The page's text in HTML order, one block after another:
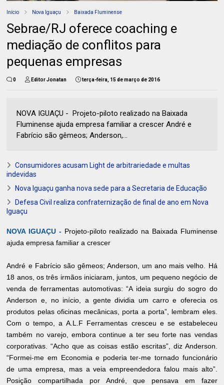
Início Nova Iguaçu Baixada Fluminense
Sebrae/RJ oferece coaching e
mediação de conflitos para
pequenas empresas
0 Editor Jonatan terça-feira, 15 de março de 2016
NOVA IGUAÇU - Projeto-piloto realizado na Baixada
Fluminense ajuda empresa familiar a crescer André e
Fabrício são gêmeos; Anderson,...
Consumidores acusam Light de arbitrariedade e multas
indevidas
Nova Iguaçu ganha nova sede para a Secretaria de Educação
Defesa Civil realiza confraternização de final de ano em Nova
Iguaçu
NOVA IGUAÇU - Projeto-piloto realizado na Baixada Fluminense
ajuda empresa familiar a crescer
André e Fabrício são gêmeos; Anderson, um ano mais velho. Há
18 anos, os três irmãos iniciaram, juntos, um pequeno negócio de
venda de ferramentas automotivas: “A ideia surgiu do sogro do
Anderson e, no início, a gente dividia um carro e oferecia os
produtos pelas oficinas mecânicas, porta a porta”, lembram eles.
Com o tempo, a A.L.F Ferramentas cresceu e se estabeleceu
também no varejo, embora continue a ter seu forte nas vendas
corporativas. “Acho que as coisas estão escritas”, diz Anderson.
“Formei-me em Economia e poderia ter-me tornado funcionário
de uma empresa, mas a veia empreendedora falou mais alto”.
Posição compartilhada por André, que pensava em fazer